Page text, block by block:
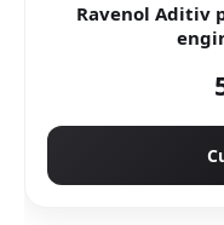
Ravenol Aditiv